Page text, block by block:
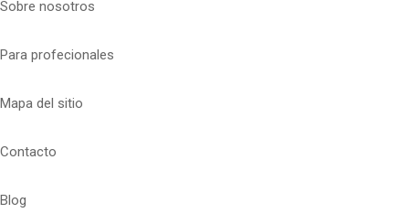
Sobre nosotros
Para profecionales
Mapa del sitio
Contacto
Blog